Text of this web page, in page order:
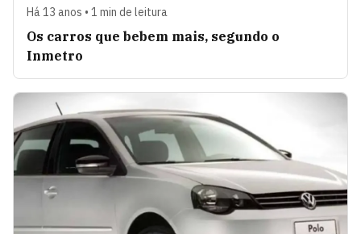
Há 13 anos • 1 min de leitura
Os carros que bebem mais, segundo o
Inmetro